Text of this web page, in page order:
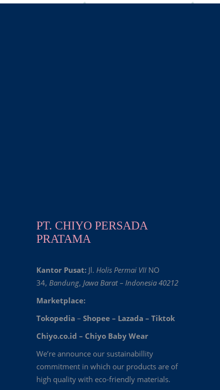
PT. CHIYO PERSADA
PRATAMA
Kantor Pusat: Jl. Holis Permai VII NO
34, Bandung, Jawa Barat – Indonesia 40212
Marketplace:
Tokopedia – Shopee – Lazada – Tiktok
Chiyo.co.id – Chiyo Baby Wear
We’re announce our sustainabillity
commitment in which our products are of
high quality with eco-friendly materials.